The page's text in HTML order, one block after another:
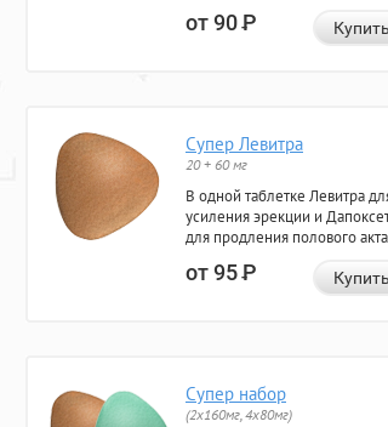
от 90Р Купить
Супер Левитра
20 + 60 мг
В одной таблетке Левитра
усиления эрекции и
для продления полового
от 95Р Купить
Супер набор
(2х160мг, 4х80мг)